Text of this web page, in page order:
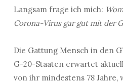
Langsam frage ich mich:
Corona-Virus gar gut mit der
Die Gattung Mensch in den
G-20-Staaten erwartet
von ihr mindestens 78